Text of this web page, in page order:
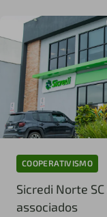
COOPERATIVISMO
Sicredi Norte
associados